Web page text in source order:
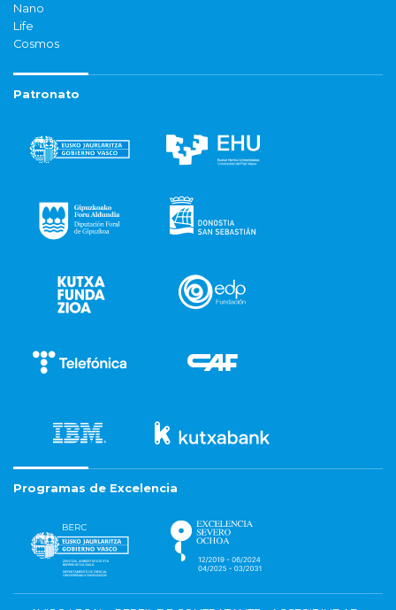
Nano
Life
Cosmos
Patronato
Programas de Excelencia